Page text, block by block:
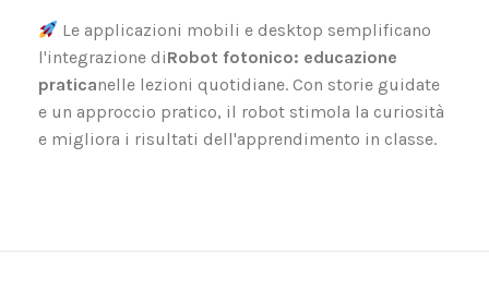
Le applicazioni mobili e desktop semplificano
l'integrazione diRobot fotonico: educazione
praticanelle lezioni quotidiane. Con storie guidate
e un approccio pratico, il robot stimola la curiosità
e migliora i risultati dell'apprendimento in classe.